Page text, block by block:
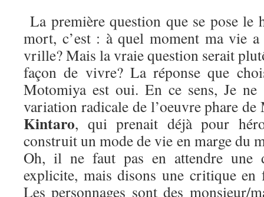
La première question que se pose le
mort, c’est : à quel moment ma vie
vrille? Mais la vraie question serait
façon de vivre? La réponse que
Motomiya est oui. En ce sens, Je
variation radicale de l’oeuvre phare
Kintaro, qui prenait déjà pour
construit un mode de vie en marge du
Oh, il ne faut pas en attendre une
explicite, mais disons une critique
Les personnages sont des monsieur/